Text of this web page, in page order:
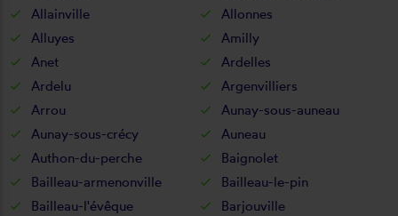
Allainville
Allonnes
Alluyes
Amilly
Anet
Ardelles
Ardelu
Argenvilliers
Arrou
Aunay-sous-auneau
Aunay-sous-crécy
Auneau
Authon-du-perche
Baignolet
Bailleau-armenonville
Bailleau-le-pin
Bailleau-l'évêque
Barjouville